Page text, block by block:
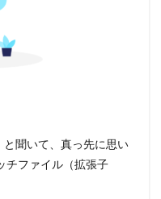
聞いて、真っ先に思い
チファイル（拡張子